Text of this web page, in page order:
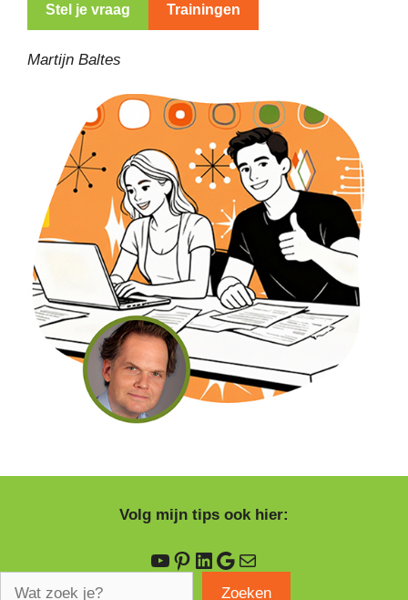
Stel je vraag Trainingen
Martijn Baltes
Volg mijn tips ook hier:
YouTube Pinterest LinkedIn Google E-mail
Zoeken